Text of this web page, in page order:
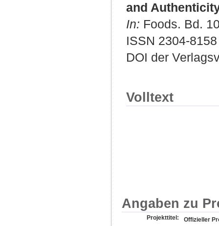
and
In: Foods. Bd.
ISSN 2304-8158
DOI der
Volltext
Angaben zu
Projekttitel:
Offizieller